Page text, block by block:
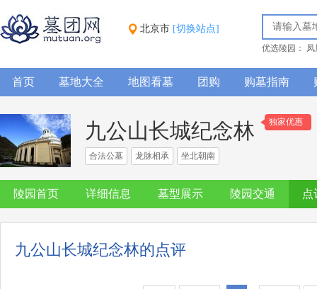
北京市 [切换站点]
优选陵园： 凤
首页 墓地大全 地图看墓 团购 购墓指南
九公山长城纪念林 独家优惠
合法公墓 龙脉相承 坐北朝南
陵园首页 详细信息 墓型展示 陵园交通 点
九公山长城纪念林的点评